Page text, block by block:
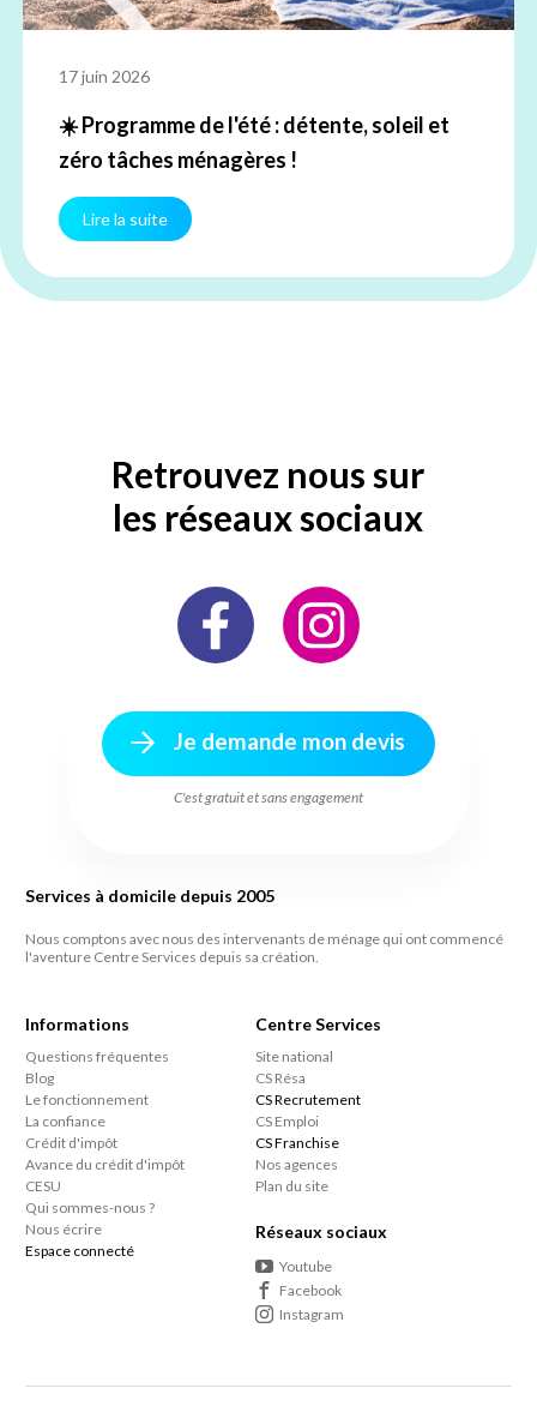
17 juin 2026
☀️ Programme de l'été : détente, soleil et
zéro tâches ménagères !
Lire la suite
Retrouvez nous sur
les réseaux sociaux
Je demande mon devis
C'est gratuit et sans engagement
Services à domicile depuis 2005
Nous comptons avec nous des intervenants de ménage qui ont commencé
l'aventure Centre Services depuis sa création.
Informations
Questions fréquentes
Blog
Le fonctionnement
La confiance
Crédit d'impôt
Avance du crédit d'impôt
CESU
Qui sommes-nous ?
Nous écrire
Espace connecté
Centre Services
Site national
CS Résa
CS Recrutement
CS Emploi
CS Franchise
Nos agences
Plan du site
Réseaux sociaux
Youtube
Facebook
Instagram